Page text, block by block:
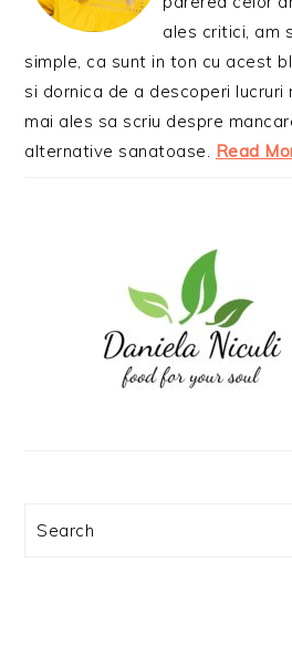
ales critici, am
simple, ca sunt in ton cu acest
si dornica de a descoperi lucruri
mai ales sa scriu despre
alternative sanatoase. Read
Search